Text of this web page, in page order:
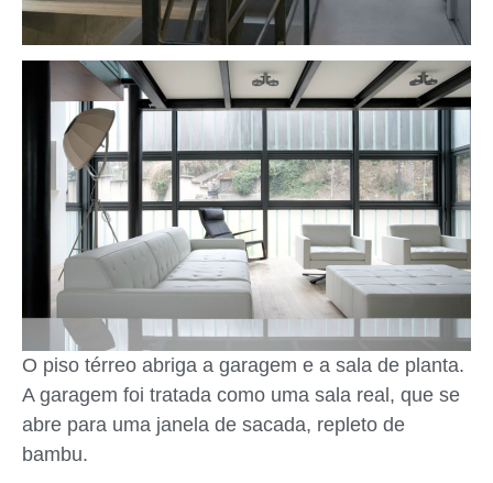
O piso térreo abriga a garagem e a sala de planta.
A garagem foi tratada como uma sala real, que se
abre para uma janela de sacada, repleto de
bambu.